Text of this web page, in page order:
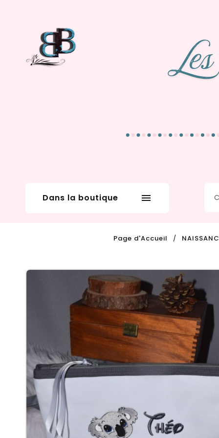
Dans la boutique 
Page d'Accueil